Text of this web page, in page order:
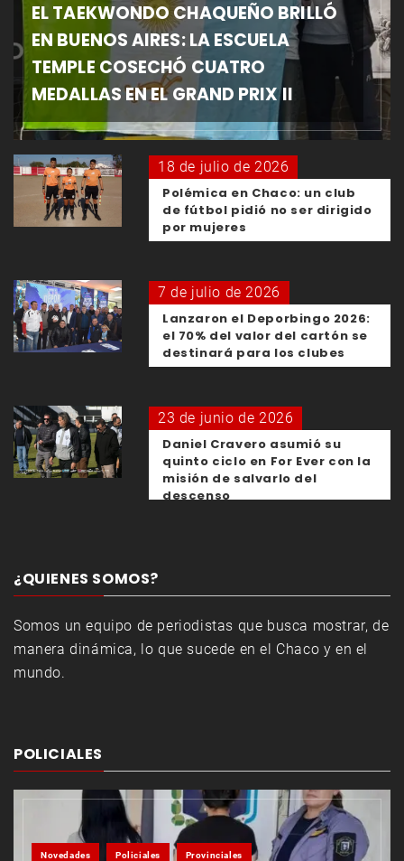
EL TAEKWONDO CHAQUEÑO BRILLÓ
EN BUENOS AIRES: LA ESCUELA
TEMPLE COSECHÓ CUATRO
MEDALLAS EN EL GRAND PRIX II
18 de julio de 2026
Polémica en Chaco: un club
de fútbol pidió no ser dirigido
por mujeres
7 de julio de 2026
Lanzaron el Deporbingo 2026:
el 70% del valor del cartón se
destinará para los clubes
23 de junio de 2026
Daniel Cravero asumió su
quinto ciclo en For Ever con la
misión de salvarlo del
descenso
¿QUIENES SOMOS?
Somos un equipo de periodistas que busca mostrar, de
manera dinámica, lo que sucede en el Chaco y en el
mundo.
POLICIALES
Novedades Policiales Provinciales